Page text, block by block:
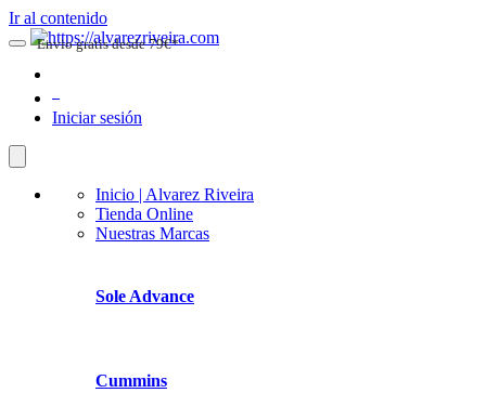
Ir al contenido
Iniciar sesión
Inicio | Alvarez Riveira
Tienda Online
Nuestras Marcas
Sole Advance
Cummins
Envio gratis desde 79€*